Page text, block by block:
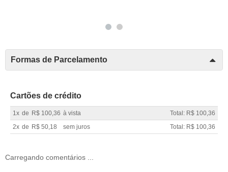
Formas de Parcelamento
Cartões de crédito
1x de R$ 100,36 à vista
Total: R$ 100,36
2x de R$ 50,18 sem juros Total: R$ 100,36
Carregando comentários ...